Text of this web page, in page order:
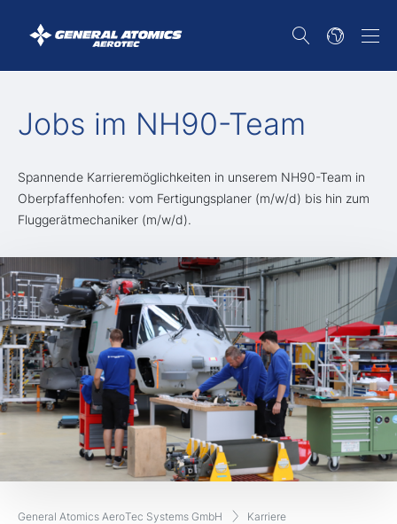
Jobs im NH90-Team
Spannende Karrieremöglichkeiten in unserem NH90-Team in
Oberpfaffenhofen: vom Fertigungsplaner (m/w/d) bis hin zum
Fluggerätmechaniker (m/w/d).
General Atomics AeroTec Systems GmbH
Karriere